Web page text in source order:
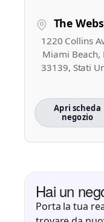
The
1220 Collins
Miami Beach,
33139, Stati
Apri scheda
negozio
Hai un
Porta la tua